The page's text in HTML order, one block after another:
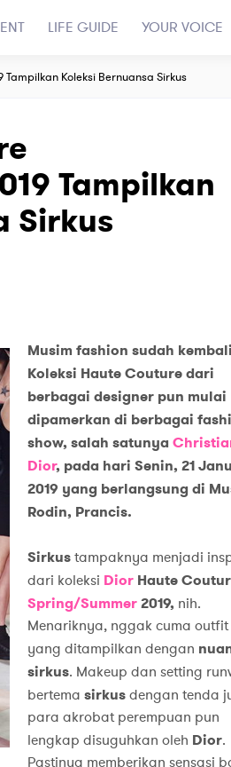
LIFE GUIDE YOUR VOICE
Koleksi Bernuansa Sirkus
Tampilkan
Sirkus
Musim fashion sudah
Koleksi Haute Couture dari
berbagai designer pun mulai
dipamerkan di berbagai
show, salah satunya
Dior, pada hari Senin, 21
2019 yang berlangsung di
Rodin, Prancis.
Sirkustampaknya menjadi
dari koleksi DiorHaute
Spring/Summer2019, nih.
Menariknya, nggak cuma outfit
yang ditampilkan dengan
sirkus. Makeup dan setting
bertema sirkusdengan tenda
para akrobat perempuan pun
lengkap disuguhkan oleh Dior.
Pastinya memberikan sensasi